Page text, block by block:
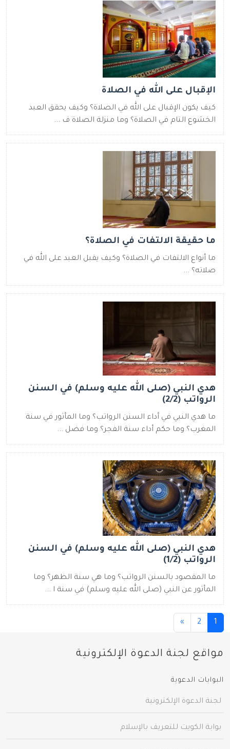
الإقبال على الله في الصلاة
كيف يكون الإقبال على الله في الصلاة؟ وكيف يحقق العبد
الخشوع التام في الصلاة؟ وما منزلة الصلاة ف ...
ما حقيقة الالتفات في الصلاة؟
ما أنواع الالتفات في الصلاة؟ وكيف يقبل العبد على الله في
صلاته؟ ...
هدي النبي (صلى الله عليه وسلم) في السنن
الرواتب (2/2)
ما هدي النبي في أداء السنن الرواتب؟ وما المأثور في سنة
المغرب؟ وما حكم أداء سنة الفجر؟ وما فضل ...
هدي النبي (صلى الله عليه وسلم) في السنن
الرواتب (1/2)
ما المقصود بالسنن الرواتب؟ وما هي سنة الظهر؟ وما
المأثور عن النبي (صلى الله عليه وسلم) في سنة ا ...
1
(current)
2
»
مواقع لجنة الدعوة الإلكترونية
البوابات الدعوية
لجنة الدعوة الإلكترونية
بوابة الكويت للتعريف بالإسلام